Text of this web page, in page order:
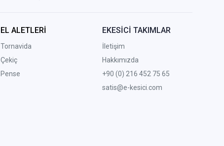
EL ALETLERİ
Tornavida
Çekiç
Pense
EKESİCİ TAKIMLAR
İletişim
Hakkımızda
+90 (0) 216 452 75 65
satis@e-kesici.com